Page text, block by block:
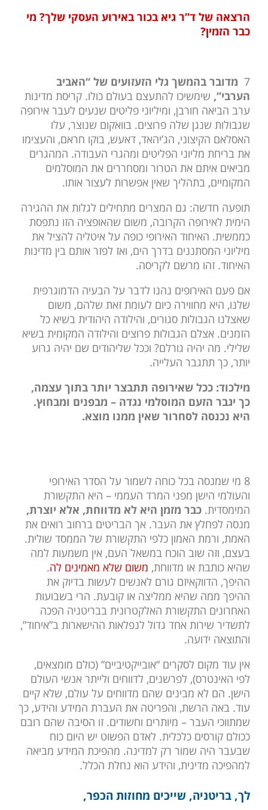
הרצאה של ד”ר גיא בכור באירוע העסקי שלך? מי
כבר הזמין?
7 מדובר בהמשך גלי הזעזועים של “האביב
הערבי”, שימשיכו להתעצם בעולם כולו. קריסת מדינות
ערב הביאה חורבן, ומיליוני פליטים שנעים לעבר אירופה
שגבולות שנגן שלה פרוצים. בוואקום שנוצר, עלו
האסלאם הקיצוני, הג’יהאד, דאעש, בוקו חראם, והעצימו
את בריחת מליוני הפליטים ומהגרי העבודה. המהגרים
מביאים איתם את הטרור ומסחררים את המוסלמים
המקומיים, בתהליך שאין אפשרות לעצור אותו.
תופעה חדשה: גם המצרים מתחילים לגלות את ההגירה
הימית לאירופה הקרובה, משום שהאופציה הזו נתפסת
כממשית. האיחוד האירופי כופה על איטליה להציל את
מיליוני המסתננים בדרך הים, ואז לפזר אותם בין מדינות
האיחוד. זהו מרשם לקריסה.
אם פעם האירופים נהנו לדבר על הבעיה הדמוגרפית
שלנו, היא מחווירה כיום לעומת זאת שלהם, משום
שאצלנו הגבולות סגורים, והילודה היהודית בשיא כל
הזמנים. אצלם הגבולות פרוצים והילודה המקומית בשיא
שלילי. מה יהיה גורלם? וככל שליהודים שם יהיה גרוע
יותר, כך תתגבר העלייה.
מילכוד: ככל שאירופה תתבצר יותר בתוך עצמה,
כך יגבר הזעם המוסלמי נגדה – מבפנים ומבחוץ.
היא נכנסה לסחרור שאין ממנו מוצא.
8 מי שמנסה בכל כוחה לשמור על הסדר האירופי
והעולמי הישן מפני המרד העממי – היא התקשורת
המימסדית. כבר מזמן היא לא מדווחת, אלא יוצרת,
מנסה לפחלץ את העבר. אך הבריטים ברחוב רואים את
האמת, ורמת האמון כלפי התקשורת של הממסד שולית.
בעצם, וזה שוב הוכח במשאל העם, אין משמעות למה
שהיא כותבת או מדווחת, משום שלא מאמינים לה.
ההיפך, הדווקאיזם גורם לאנשים לעשות בדיוק את
ההיפך ממה שהיא ממליצה או קובעת. הרי בשבועות
האחרונים התקשורת האלקטרונית בבריטניה הפכה
לתשדיר שירות אחד גדול לנפלאות ההישארות ב”איחוד”,
והתוצאה ידועה.
אין עוד מקום לסקרים “אובייקטיביים” (כולם מומצאים,
לפי האינטרס), לפרשנים, לדווחים ולייתר אנשי העולם
הישן. הם לא מבינים שהם מדווחים על עולם, שלא קיים
עוד. באה הרשת, והפריטה את העברת המידע והידע, כך
שמתווכי העבר – מיותרים וחשודים. זו הסיבה שהם רובם
ככולם קורסים כלכלית. לאדם הפשוט יש היום כוח
שבעבר היה שמור רק למדינה. מהפיכת המידע מביאה
למהפיכה מדינית, והידע הוא נחלת הכלל.
לך, בריטניה, שייכים מחוזות הכפר,